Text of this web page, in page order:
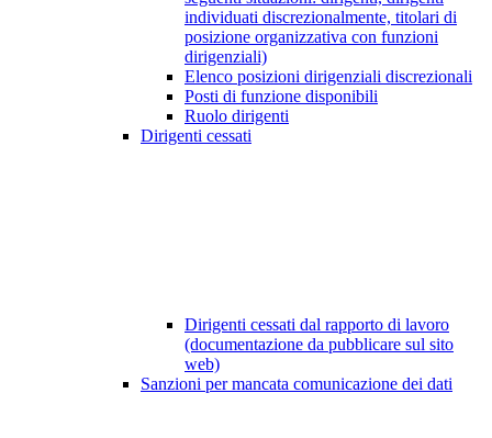
individuati discrezionalmente, titolari di
posizione organizzativa con funzioni
dirigenziali)
Elenco posizioni dirigenziali discrezionali
Posti di funzione disponibili
Ruolo dirigenti
Dirigenti cessati
Dirigenti cessati dal rapporto di lavoro
(documentazione da pubblicare sul sito
web)
Sanzioni per mancata comunicazione dei dati